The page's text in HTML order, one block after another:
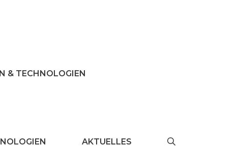
& TECHNOLOGIEN
AKTUELLES